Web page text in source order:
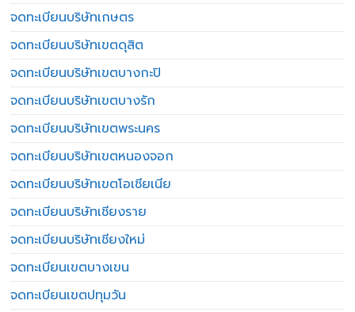
จดทะเบียนบริษัทเกษตร
จดทะเบียนบริษัทเขตดุสิต
จดทะเบียนบริษัทเขตบางกะปิ
จดทะเบียนบริษัทเขตบางรัก
จดทะเบียนบริษัทเขตพระนคร
จดทะเบียนบริษัทเขตหนองจอก
จดทะเบียนบริษัทเขตโอเชียเนีย
จดทะเบียนบริษัทเชียงราย
จดทะเบียนบริษัทเชียงใหม่
จดทะเบียนเขตบางเขน
จดทะเบียนเขตปทุมวัน